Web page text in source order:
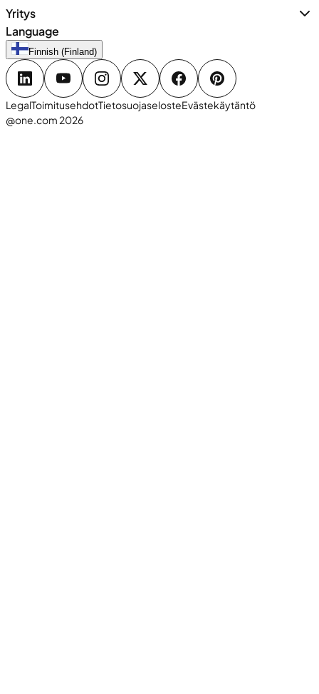
Yritys
Language
Finnish (Finland)
LegalToimitusehdotTietosuojaselosteEvästekäytäntö
@one.com 2026